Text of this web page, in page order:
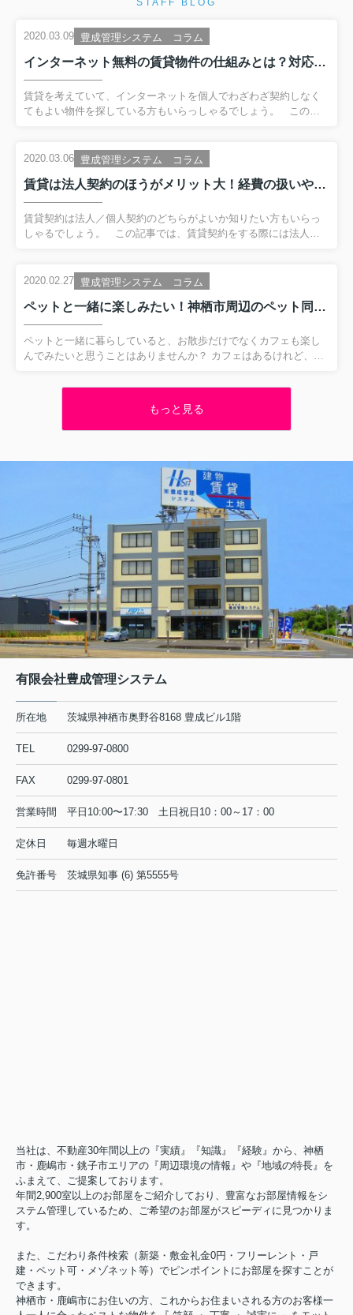
STAFF BLOG
2020.03.09 豊成管理システム コラム
インターネット無料の賃貸物件の仕組みとは？対応・完備の違いも解説
賃貸を考えていて、インターネットを個人でわざわざ契約しなく
てもよい物件を探している方もいらっしゃるでしょう。 この記
ます。 インターネット無料の賃貸物件における仕組み 本来は、イ
ンターネットを使用したい場合、回線業者と契約して賃貸物件に
回線を引き込み、さらにプロバイダーと契約して回線経由でネッ
トへの接続が必要です。 つまり、サービス2つの契約とそれぞれ
に月額利用料を支払う必要があり、手間と費用がかかるのです。
「インターネット無料」とうたわ...
2020.03.06 豊成管理システム コラム
賃貸は法人契約のほうがメリット大！経費の扱いや保証人などを解説
賃貸契約は法人／個人契約のどちらがよいか知りたい方もいらっ
しゃるでしょう。 この記事では、賃貸契約をする際には法人契
として処理できる 賃貸の法人契約とは、入居者本人のような個人
ではなく、法人が借主と契約を締結することです。 会社が社宅
として借り上げて社員が住むパターンと、法人を経営している社
長が、法人名義で物件を借りて、事務所兼自宅として本人が住む
パターンの2つがあります。 賃貸は法人契約したほうがメリット
を感じられる理由は...
2020.02.27 豊成管理システム コラム
ペットと一緒に楽しみたい！神栖市周辺のペット同伴OKのカフェ
ペットと一緒に暮らしていると、お散歩だけでなくカフェも楽し
んでみたいと思うことはありませんか？ カフェはあるけれど、ペ
ん。 神栖市周辺にはペットと一緒に楽しむことができるお店がい
ね。 神栖市 ペット同伴OKのカフェビストロ 「BISTRO
WAKU2」はその名の通り、ビストロ料理やワインが中心のお店で
材は無添加で新鮮なものばかりです。 オーナーがワインを自ら選
もっと見る
有限会社豊成管理システム
所在地 茨城県神栖市奥野谷8168 豊成ビル1階
TEL 0299-97-0800
FAX 0299-97-0801
営業時間 平日10:00〜17:30 土日祝日10：00～17：00
定休日 毎週水曜日
免許番号 茨城県知事 (6) 第5555号
当社は、不動産30年間以上の『実績』『知識』『経験』から、神栖
市・鹿嶋市・銚子市エリアの『周辺環境の情報』や『地域の特長』を
ふまえて、ご提案しております。
年間2,900室以上のお部屋をご紹介しており、豊富なお部屋情報をシ
ステム管理しているため、ご希望のお部屋がスピーディに見つかりま
す。
また、こだわり条件検索（新築・敷金礼金0円・フリーレント・戸
建・ペット可・メゾネット等）でピンポイントにお部屋を探すことが
できます。
神栖市・鹿嶋市にお住いの方、これからお住まいされる方のお客様一